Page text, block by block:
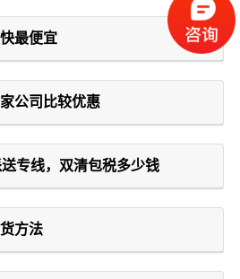
最便宜
公司比较优惠
专线，双清包税多少钱
方法